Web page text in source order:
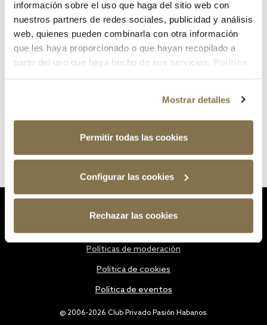
información sobre el uso que haga del sitio web con
nuestros partners de redes sociales, publicidad y análisis
web, quienes pueden combinarla con otra información
que les haya proporcionado o que hayan recopilado a
partir del uso que haya hecho de sus servicios. Política
Mostrar detalles
Permitir todas las cookies
Configurar las cookies
Rechazar las cookies
¿Has olvidado tu contraseña?
@ 2006-2026 Club Privado Pasión Habanos.
Políticas de moderación
Política de cookies
Política de eventos